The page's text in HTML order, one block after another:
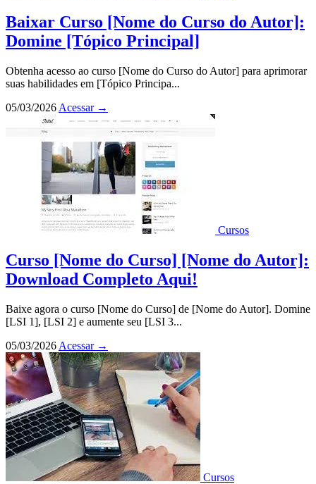
Baixar Curso [Nome do Curso do Autor]:
Domine [Tópico Principal]
Obtenha acesso ao curso [Nome do Curso do Autor] para aprimorar
suas habilidades em [Tópico Principa...
05/03/2026 Acessar →
Cursos
Curso [Nome do Curso] [Nome do Autor]:
Download Completo Aqui!
Baixe agora o curso [Nome do Curso] de [Nome do Autor]. Domine
[LSI 1], [LSI 2] e aumente seu [LSI 3...
05/03/2026 Acessar →
Cursos